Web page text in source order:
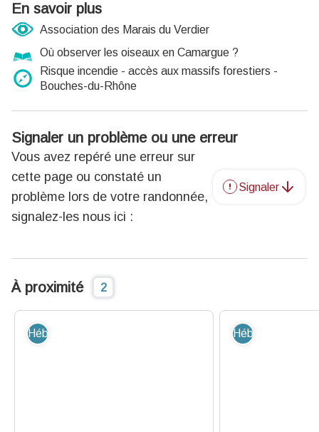
En savoir plus
Association des Marais du Verdier
Où observer les oiseaux en Camargue ?
Risque incendie - accès aux massifs forestiers -
Bouches-du-Rhône
Signaler un problème ou une erreur
Vous avez repéré une erreur sur
cette page ou constaté un
problème lors de votre randonnée,
signalez-les nous ici :
Signaler
À proximité 2
Hébergement - Restauration Hébergement -